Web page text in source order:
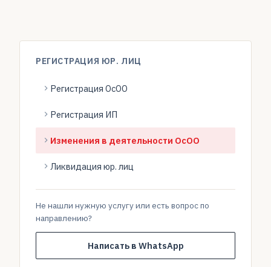
РЕГИСТРАЦИЯ ЮР. ЛИЦ
Регистрация ОсОО
Регистрация ИП
Изменения в деятельности ОсОО
Ликвидация юр. лиц
Не нашли нужную услугу или есть вопрос по
направлению?
Написать в WhatsApp